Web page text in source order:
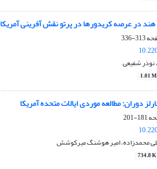
در عرصه کریدورها در پرتو نقش آفرینی آمریکا
313-336
شفیعی
1.01 M
دوران: مطالعه موردی ایالات متحده آمریکا
181-201
محمدزاده، امیر هوشنگ میرکوشش
734.8 K